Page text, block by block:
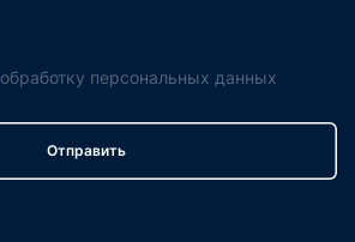
обработку персональных данных
Отправить